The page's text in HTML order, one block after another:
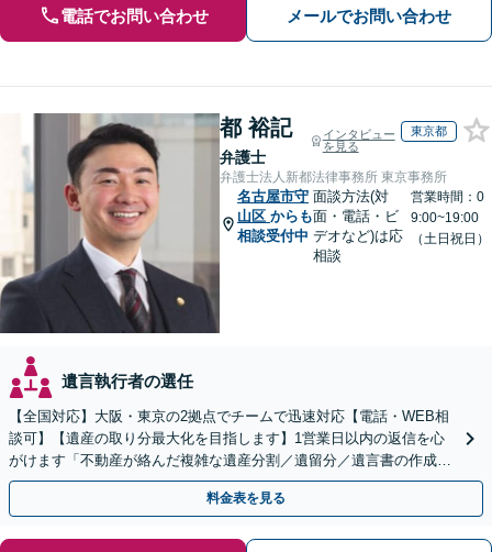
電話でお問い合わせ メールでお問い合わせ
都 裕記
弁護士
インタビュー
を見る
東京都
弁護士法人新都法律事務所 東京事務所
名古屋市守
山区 からも
相談受付中
面談方法(対
面・電話・ビ
デオなど)は応
相談
営業時間：0
9:00~19:00
（土日祝日）
遺言執行者の選任
【全国対応】大阪・東京の2拠点でチームで迅速対応【電話・WEB相
談可】【遺産の取り分最大化を目指します】1営業日以内の返信を心
がけます「不動産が絡んだ複雑な遺産分割／遺留分／遺言書の作成・
執行／事業承継など、お任せください」【休日相談あり】
料金表を見る